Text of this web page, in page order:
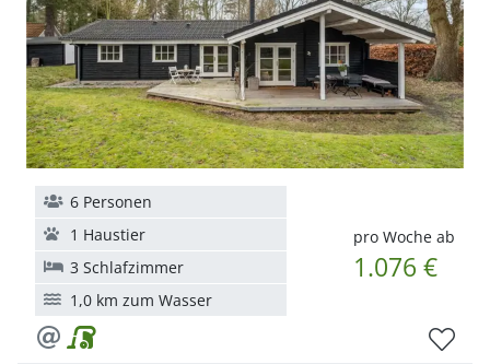
pro Woche ab
1.076 €
6 Personen
1 Haustier
3 Schlafzimmer
1,0 km zum Wasser